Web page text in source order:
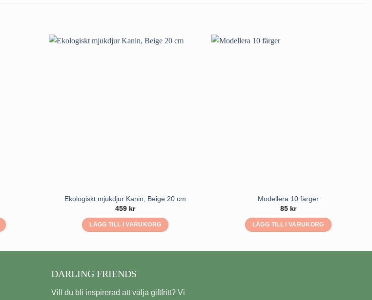
Ekologiskt mjukdjur Kanin, Beige 20 cm
459 kr
LÄGG TILL I VARUKORG
Modellera 10 färger
85 kr
LÄGG TILL I VARUKORG
DARLING FRIENDS
Vill du bli inspirerad att välja giftfritt? Vi